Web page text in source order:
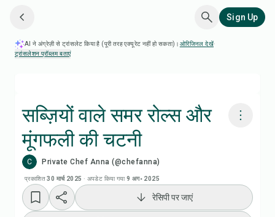
Sign Up
AI ने अंग्रेज़ी से ट्रांसलेट किया है (पूरी तरह एक्यूरेट नहीं हो सकता)। ओरिजिनल देखें·
ट्रांसलेशन प्रॉब्लम बताएं
सब्ज़ियों वाले समर रोल्स और
मूंगफली की चटनी
C Private Chef Anna (@chefanna)
प्रकाशित 30 मार्च 2025 · अपडेट किया गया 9 अग॰ 2025
Chefadora AI से पकाएं
Add to Meal Plan
Add to Shopping List
रेसिपी पर जाएं